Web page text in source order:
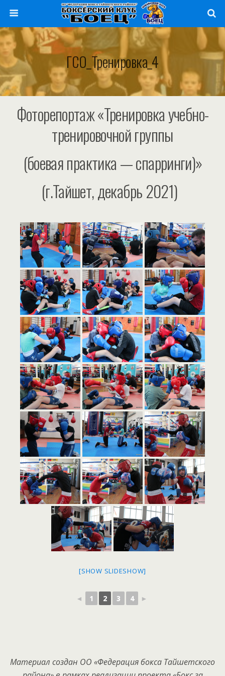
ГСО_Тренировка_4
Фоторепортаж «Тренировка учебно-
тренировочной группы
(боевая практика — спарринги)»
(г.Тайшет, декабрь 2021)
[SHOW SLIDESHOW]
◄ 1 2 3 4 ►
Материал создан ОО «Федерация бокса Тайшетского